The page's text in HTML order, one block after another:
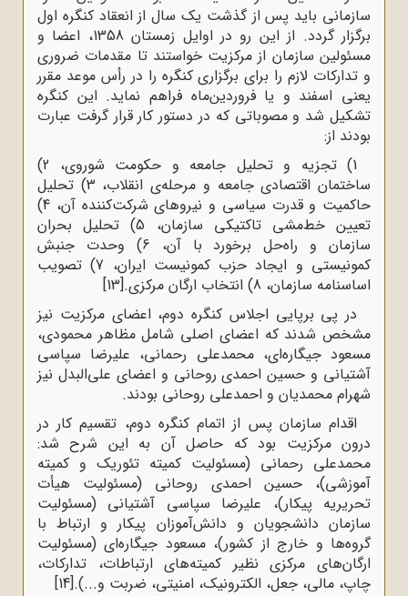
سازمانی باید پس از گذشت یک سال از انعقاد کنگره اول
برگزار گردد. از این رو در اوایل زمستان 1358، اعضا و
مسئولین سازمان از مرکزیت خواستند تا مقدمات ضروری
و تدارکات لازم را برای برگزاری کنگره را در رأس موعد مقرر
یعنی اسفند و یا فروردین‌ماه فراهم نماید. این کنگره
تشکیل شد و مصوباتی که در دستور کار قرار گرفت عبارت
بودند از:
1) تجزیه و تحلیل جامعه و حکومت شوروی، 2)
ساختمان اقتصادی جامعه و مرحله‌ی انقلاب، 3) تحلیل
حاکمیت و قدرت سیاسی و نیروهای شرکت‌کننده آن، 4)
تعیین خط‌مشی تاکتیکی سازمان، 5) تحلیل بحران
سازمان و راه‌حل‌ برخورد با آن، 6) وحدت جنبش
کمونیستی و ایجاد حزب کمونیست ایران، 7) تصویب
اساسنامه سازمان، 8) انتخاب ارگان مرکزی.
[13]
در پی برپایی اجلاس کنگره دوم، اعضای مرکزیت نیز
مشخص شدند که اعضای اصلی شامل مظاهر محمودی،
مسعود جیگاره‌ای، محمدعلی رحمانی، علیرضا سپاسی
آشتیانی و حسین احمدی روحانی و اعضای علی‌البدل نیز
شهرام محمدیان و احمدعلی روحانی بودند.
اقدام سازمان پس از اتمام کنگره دوم، تقسیم کار در
درون مرکزیت بود که حاصل آن به این شرح شد:
محمدعلی رحمانی (مسئولیت کمیته تئوریک و کمیته
آموزشی)، حسین احمدی روحانی (مسئولیت هیأت
تحریریه پیکار)، علیرضا سپاسی آشتیانی (مسئولیت
سازمان دانشجویان و دانش‌آموزان پیکار و ارتباط با
گروه‌ها و خارج از کشور)، مسعود جیگاره‌ای (مسئولیت
ارگان‌های مرکزی نظیر کمیته‌های ارتباطات، تدارکات،
چاپ، مالی، جعل، الکترونیک، امنیتی، ضربت و...).[14]